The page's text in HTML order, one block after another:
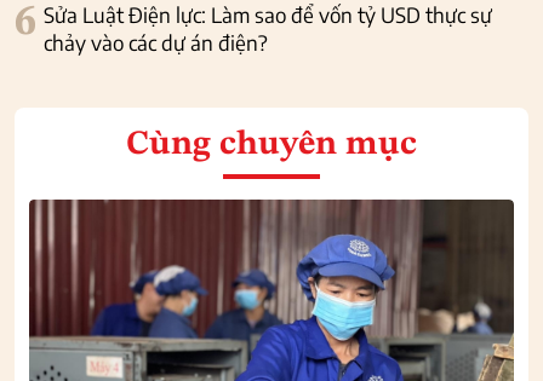
6 Sửa Luật Điện lực: Làm sao để vốn tỷ USD thực sự
chảy vào các dự án điện?
Cùng chuyên mục